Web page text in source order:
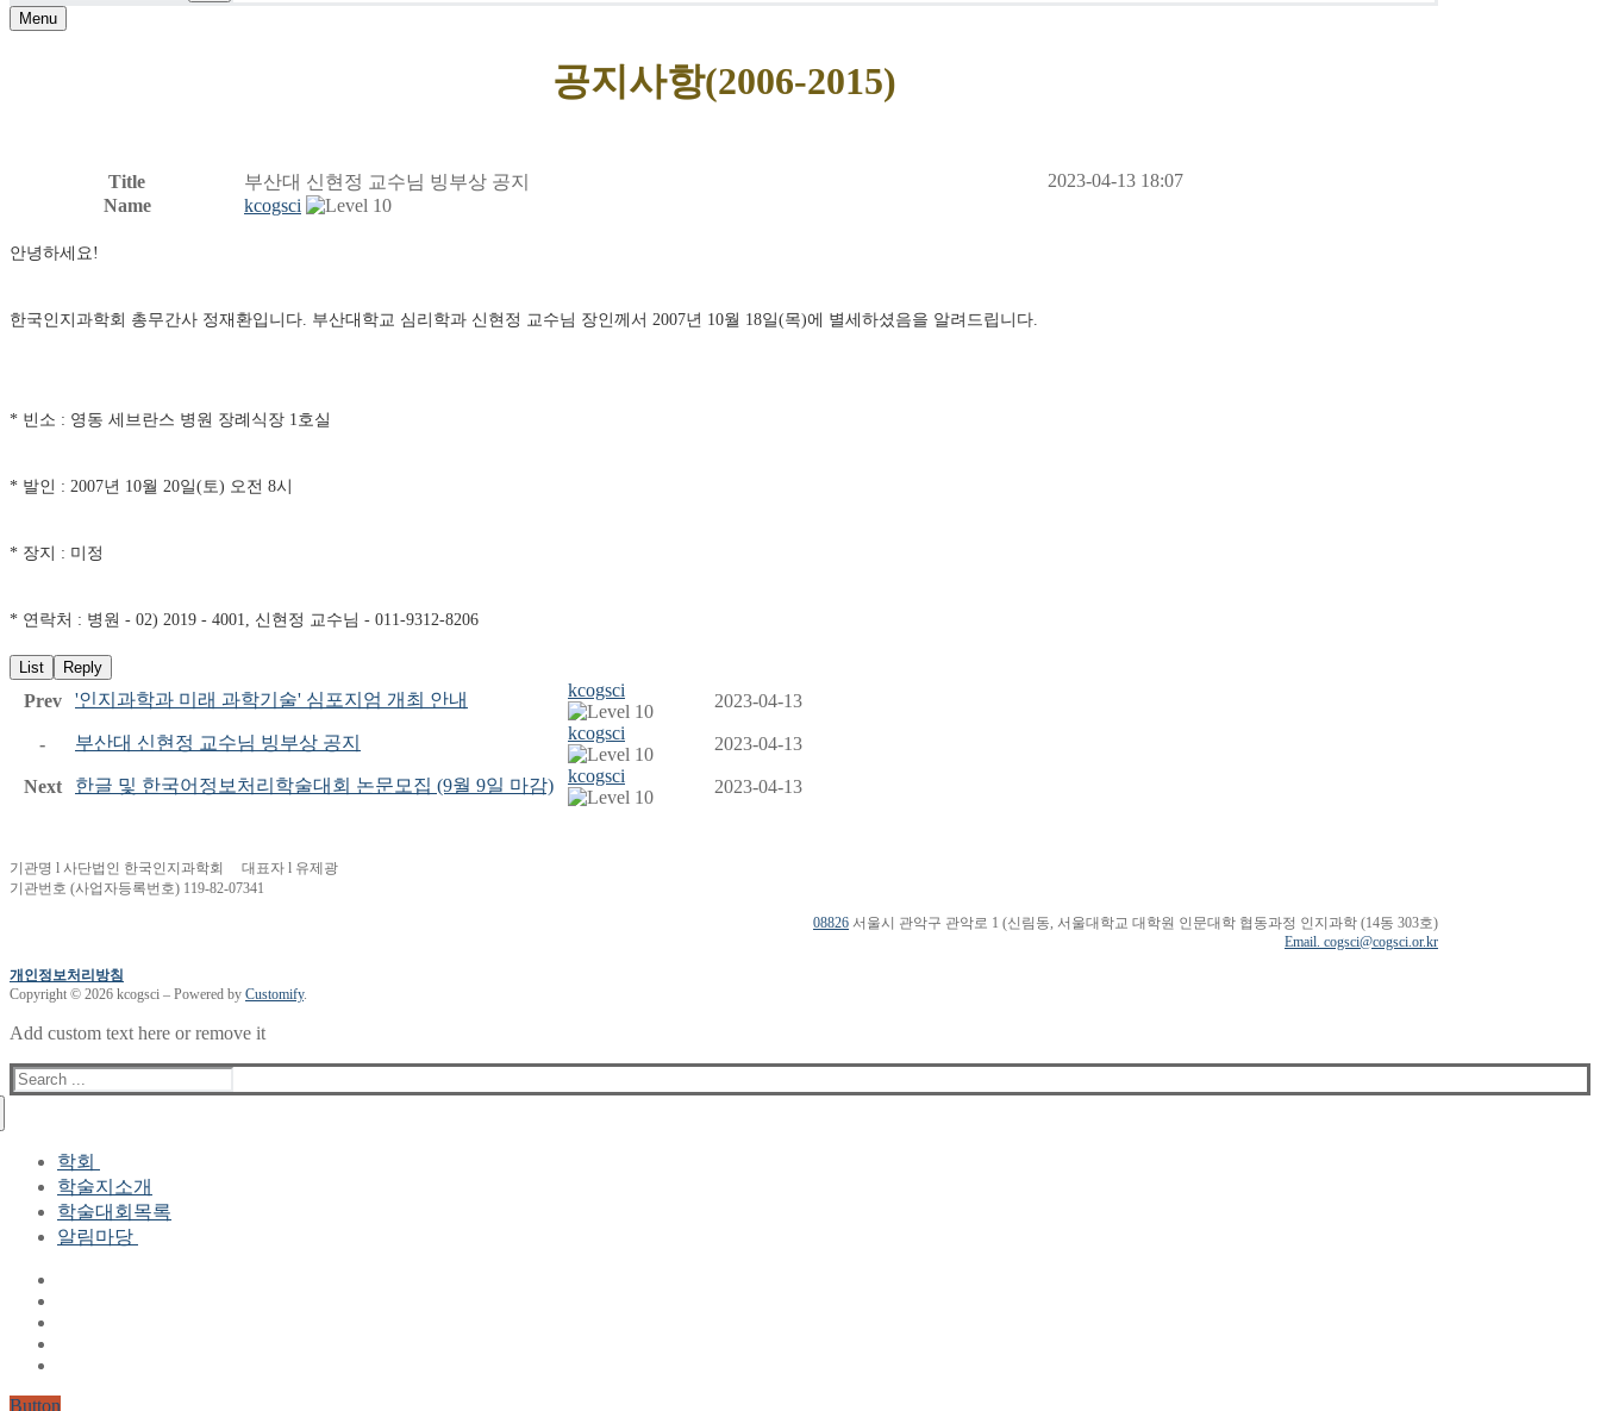
Menu
공지사항(2006-2015)
Title 부산대 신현정 교수님 빙부상 공지
2023-04-13 18:07
Name
kcogsci
안녕하세요!
한국인지과학회 총무간사 정재환입니다. 부산대학교 심리학과 신현정 교수님 장인께서 2007년 10월 18일(목)에 별세하셨음을 알려드립니다.
* 빈소 : 영동 세브란스 병원 장례식장 1호실
* 발인 : 2007년 10월 20일(토) 오전 8시
* 장지 : 미정
* 연락처 : 병원 - 02) 2019 - 4001, 신현정 교수님 - 011-9312-8206
List Reply
Prev '인지과학과 미래 과학기술' 심포지엄 개최 안내 kcogsci
2023-04-13
- 부산대 신현정 교수님 빙부상 공지 kcogsci
2023-04-13
Next 한글 및 한국어정보처리학술대회 논문모집 (9월 9일 마감) kcogsci
2023-04-13
기관명 l 사단법인 한국인지과학회 대표자 l 유제광
기관번호 (사업자등록번호) 119-82-07341
08826 서울시 관악구 관악로 1 (신림동, 서울대학교 대학원 인문대학 협동과정 인지과학 (14동 303호)
Email. cogsci@cogsci.or.kr
개인정보처리방침
Copyright © 2026 kcogsci – Powered by Customify.
Add custom text here or remove it
Search
for:
학회
학회장 인사말
현 임원진
역대 임원진
학술지소개
학술대회목록
알림마당
Button